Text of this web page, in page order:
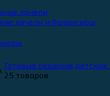
качели
качели и балансиры
Готовые решения
25 товаров